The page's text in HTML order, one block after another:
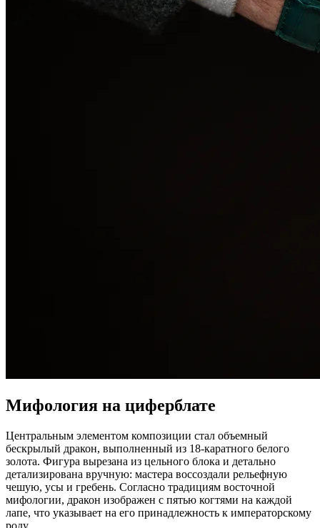
Мифология на циферблате
Центральным элементом композиции стал объемный
бескрылый дракон, выполненный из 18-каратного белого
золота. Фигура вырезана из цельного блока и детально
детализирована вручную: мастера воссоздали рельефную
чешую, усы и гребень. Согласно традициям восточной
мифологии, дракон изображен с пятью когтями на каждой
лапе, что указывает на его принадлежность к императорскому
роду.